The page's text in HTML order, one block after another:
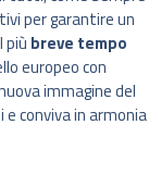
per garantire un
più breve tempo
europeo con
immagine del
conviva in armonia